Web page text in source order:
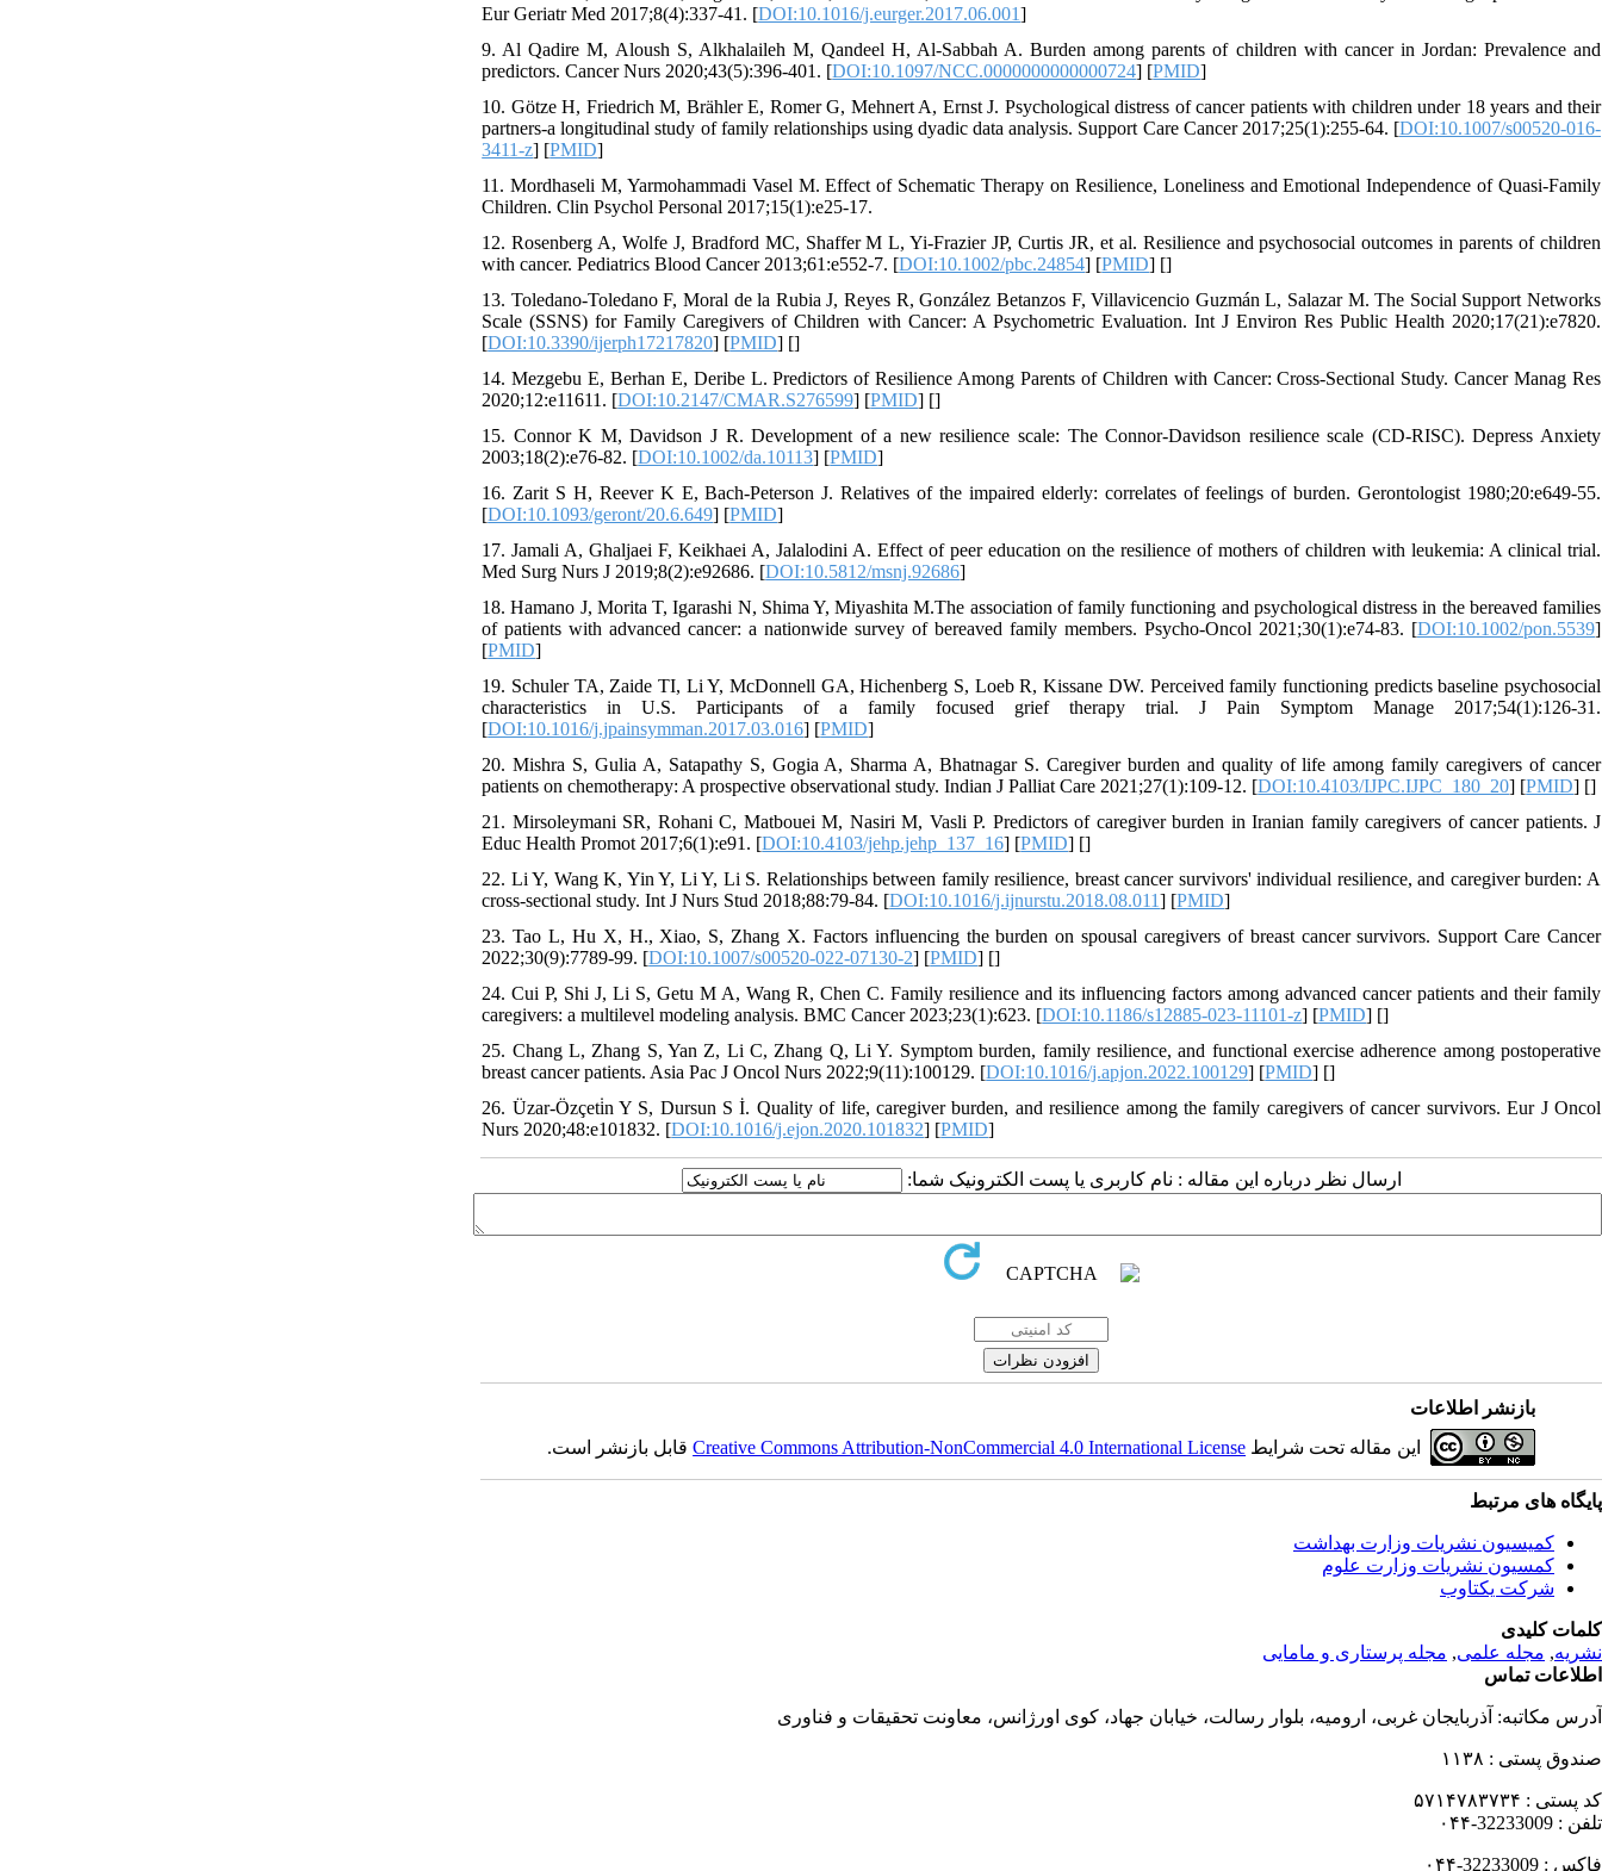
Eur Geriatr Med 2017;8(4):337-41. [DOI:10.1016/j.eurger.2017.06.001]
9. Al Qadire M, Aloush S, Alkhalaileh M, Qandeel H, Al-Sabbah A. Burden among parents of children with cancer in Jordan: Prevalence and
predictors. Cancer Nurs 2020;43(5):396-401. [DOI:10.1097/NCC.0000000000000724] [PMID]
10. Götze H, Friedrich M, Brähler E, Romer G, Mehnert A, Ernst J. Psychological distress of cancer patients with children under 18 years and their
partners-a longitudinal study of family relationships using dyadic data analysis. Support Care Cancer 2017;25(1):255-64. [DOI:10.1007/s00520-016-
3411-z] [PMID]
11. Mordhaseli M, Yarmohammadi Vasel M. Effect of Schematic Therapy on Resilience, Loneliness and Emotional Independence of Quasi-Family
Children. Clin Psychol Personal 2017;15(1):e25-17.
12. Rosenberg A, Wolfe J, Bradford MC, Shaffer M L, Yi-Frazier JP, Curtis JR, et al. Resilience and psychosocial outcomes in parents of children
with cancer. Pediatrics Blood Cancer 2013;61:e552-7. [DOI:10.1002/pbc.24854] [PMID] []
13. Toledano-Toledano F, Moral de la Rubia J, Reyes R, González Betanzos F, Villavicencio Guzmán L, Salazar M. The Social Support Networks
Scale (SSNS) for Family Caregivers of Children with Cancer: A Psychometric Evaluation. Int J Environ Res Public Health 2020;17(21):e7820.
[DOI:10.3390/ijerph17217820] [PMID] []
14. Mezgebu E, Berhan E, Deribe L. Predictors of Resilience Among Parents of Children with Cancer: Cross-Sectional Study. Cancer Manag Res
2020;12:e11611. [DOI:10.2147/CMAR.S276599] [PMID] []
15. Connor K M, Davidson J R. Development of a new resilience scale: The Connor‐Davidson resilience scale (CD‐RISC). Depress Anxiety
2003;18(2):e76-82. [DOI:10.1002/da.10113] [PMID]
16. Zarit S H, Reever K E, Bach-Peterson J. Relatives of the impaired elderly: correlates of feelings of burden. Gerontologist 1980;20:e649-55.
[DOI:10.1093/geront/20.6.649] [PMID]
17. Jamali A, Ghaljaei F, Keikhaei A, Jalalodini A. Effect of peer education on the resilience of mothers of children with leukemia: A clinical trial.
Med Surg Nurs J 2019;8(2):e92686. [DOI:10.5812/msnj.92686]
18. Hamano J, Morita T, Igarashi N, Shima Y, Miyashita M.The association of family functioning and psychological distress in the bereaved families
of patients with advanced cancer: a nationwide survey of bereaved family members. Psycho-Oncol 2021;30(1):e74-83.‏ [DOI:10.1002/pon.5539]
[PMID]
19. Schuler TA, Zaide TI, Li Y, McDonnell GA, Hichenberg S, Loeb R, Kissane DW. Perceived family functioning predicts baseline psychosocial
characteristics in U.S. Participants of a family focused grief therapy trial. J Pain Symptom Manage 2017;54(1):126-31.
[DOI:10.1016/j.jpainsymman.2017.03.016] [PMID]
20. Mishra S, Gulia A, Satapathy S, Gogia A, Sharma A, Bhatnagar S. Caregiver burden and quality of life among family caregivers of cancer
patients on chemotherapy: A prospective observational study. Indian J Palliat Care 2021;27(1):109-12. [DOI:10.4103/IJPC.IJPC_180_20] [PMID] []
21. Mirsoleymani SR, Rohani C, Matbouei M, Nasiri M, Vasli P. Predictors of caregiver burden in Iranian family caregivers of cancer patients. J
Educ Health Promot 2017;6(1):e91. [DOI:10.4103/jehp.jehp_137_16] [PMID] []
22. Li Y, Wang K, Yin Y, Li Y, Li S. Relationships between family resilience, breast cancer survivors' individual resilience, and caregiver burden: A
cross-sectional study. Int J Nurs Stud 2018;88:79-84‏. [DOI:10.1016/j.ijnurstu.2018.08.011] [PMID]
23. Tao L, Hu X, H., Xiao, S, Zhang X. Factors influencing the burden on spousal caregivers of breast cancer survivors. Support Care Cancer
2022;30(9):7789-99. [DOI:10.1007/s00520-022-07130-2] [PMID] []
24. Cui P, Shi J, Li S, Getu M A, Wang R, Chen C. Family resilience and its influencing factors among advanced cancer patients and their family
caregivers: a multilevel modeling analysis. BMC Cancer 2023;23(1):623. [DOI:10.1186/s12885-023-11101-z] [PMID] []
25. Chang L, Zhang S, Yan Z, Li C, Zhang Q, Li Y. Symptom burden, family resilience, and functional exercise adherence among postoperative
breast cancer patients. Asia Pac J Oncol Nurs 2022;9(11):100129.‏ [DOI:10.1016/j.apjon.2022.100129] [PMID] []
26. Üzar-Özçeti̇n Y S, Dursun S İ. Quality of life, caregiver burden, and resilience among the family caregivers of cancer survivors. Eur J Oncol
Nurs 2020;48:e101832. [DOI:10.1016/j.ejon.2020.101832] [PMID]
ارسال نظر درباره این مقاله : نام کاربری یا پست الکترونیک شما:
بازنشر اطلاعات
این مقاله تحت شرایط Creative Commons Attribution-NonCommercial 4.0 International Licenseقابل بازنشر است.
پایگاه های مرتبط
کمیسیون نشریات وزارت بهداشت
کمسیون نشریات وزارت علوم
شرکت یکتاوب
کلمات کلیدی
نشریه, مجله علمی, مجله پرستاری و مامایی
اطلاعات تماس
آدرس مکاتبه: آذربایجان غربی، ارومیه، بلوار رسالت، خیابان جهاد، کوی اورژانس، معاونت تحقیقات و فناوری
صندوق پستی : ۱۱۳۸
کد پستی : ۵۷۱۴۷۸۳۷۳۴
تلفن : 32233009-۰۴۴
فاکس : 32233009-۰۴۴